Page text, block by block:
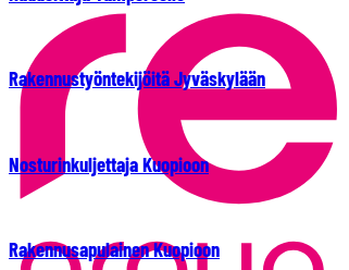
Rakennustyöntekijöitä Jyväskylään
Nosturinkuljettaja Kuopioon
Rakennusapulainen Kuopioon